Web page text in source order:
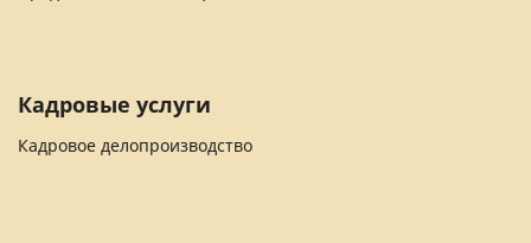
Кадровые услуги
Кадровое делопроизводство